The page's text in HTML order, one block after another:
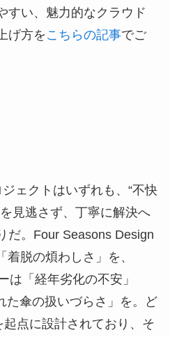
すい、魅力的なクラウド
げ方を こちらの記事でご
ェクトはいずれも、“不快
見逃さず、丁寧に解決へ
だ。Four Seasons Design
脱の煩わしさ」を、
は「経年劣化の不安」
た傘の扱いづらさ」を。ど
起点に設計されており、そ